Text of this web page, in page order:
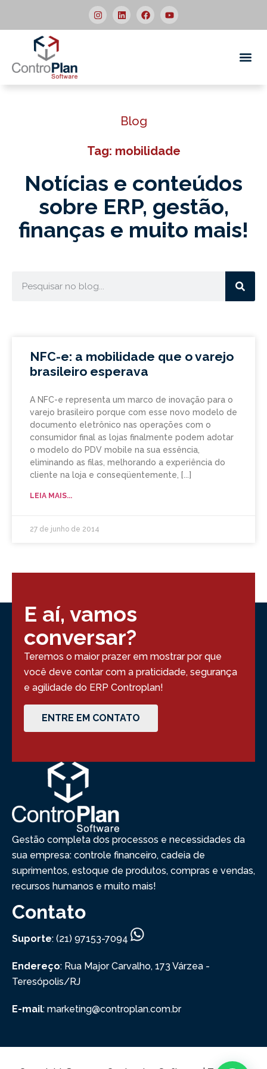
Blog
Tag: mobilidade
Notícias e conteúdos
sobre ERP, gestão,
finanças e muito mais!
NFC-e: a mobilidade que o varejo
brasileiro esperava
A NFC-e representa um marco de inovação para o
varejo brasileiro porque com esse novo modelo de
documento eletrônico nas operações com o
consumidor final as lojas finalmente podem adotar
o modelo do PDV mobile na sua essência,
eliminando as filas, melhorando a experiência do
cliente na loja e conseqüentemente,
LEIA MAIS...
27 de junho de 2014
E aí, vamos
conversar?
Teremos o maior prazer em mostrar por que
você deve contar com a praticidade, segurança
e agilidade do ERP Controplan!
ENTRE EM CONTATO
Gestão completa dos processos e necessidades da
sua empresa: controle financeiro, cadeia de
suprimentos, estoque de produtos, compras e vendas,
recursos humanos e muito mais!
Contato
Suporte: (21) 97153-7094
Endereço: Rua Major Carvalho, 173 Várzea -
Teresópolis/RJ
E-mail: marketing@controplan.com.br